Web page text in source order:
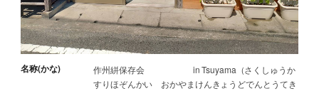
名称(かな)
作州絣保存会 in Tsuyama（さくしゅうか
すりほぞんかい おかやまけんきょうどでんとうてき